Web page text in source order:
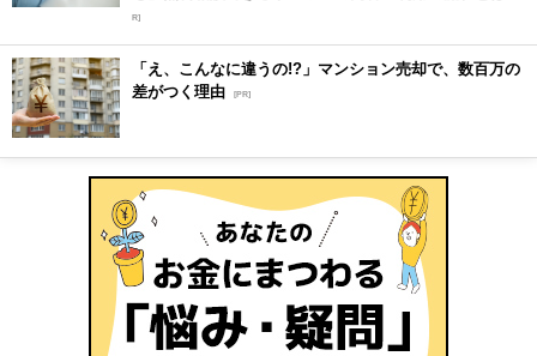
R]
「え、こんなに違うの!?」マンション売却で、数百万の
差がつく理由 [PR]